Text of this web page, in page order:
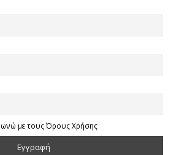
με τους Όρους Χρήσης